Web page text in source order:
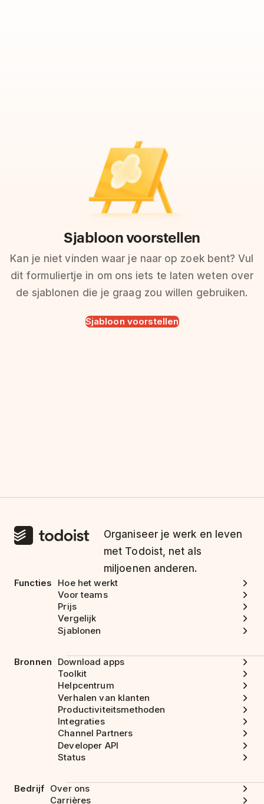
Sjabloon voorstellen
Kan je niet vinden waar je naar op zoek bent? Vul
dit formuliertje in om ons iets te laten weten over
de sjablonen die je graag zou willen gebruiken.
Sjabloon voorstellen
Organiseer je werk en leven
met Todoist, net als
miljoenen anderen.
Functies
Hoe het werkt
Voor teams
Prijs
Vergelijk
Sjablonen
Bronnen
Download apps
Toolkit
Helpcentrum
Verhalen van klanten
Productiviteitsmethoden
Integraties
Channel Partners
Developer API
Status
Bedrijf Over ons
Carrières